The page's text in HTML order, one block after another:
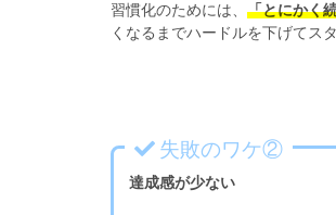
習慣化のためには、 「とにかく
くなるまでハードルを下げてス
失敗のワケ②
達成感が少ない